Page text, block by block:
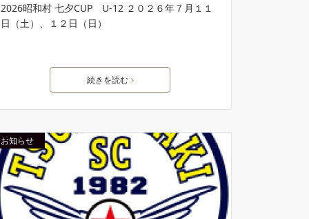
2026昭和村 七夕CUP U-12 ２０２６年７月１１
日（土）、１２日（日）
続きを読む
お知らせ